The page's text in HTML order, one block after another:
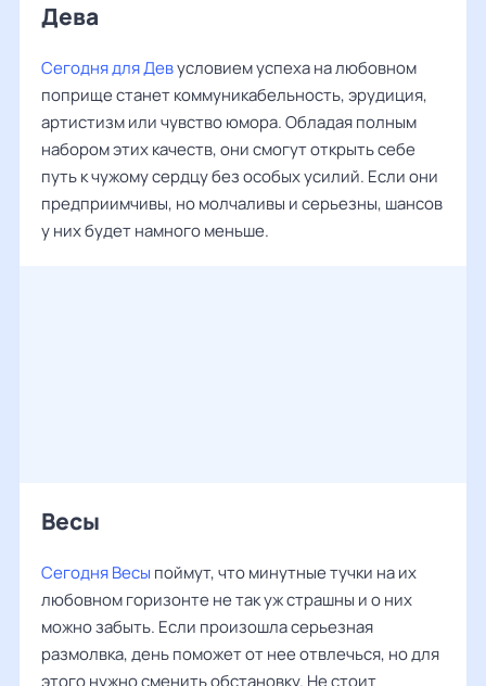
Дева ‌‌
Сегодня для Девусловием успеха на любовном
поприще станет коммуникабельность, эрудиция,
артистизм или чувство юмора. Обладая полным
набором этих качеств, они смогут открыть себе
путь к чужому сердцу без особых усилий. Если они
предприимчивы, но молчаливы и серьезны, шансов
у них будет намного меньше.
Весы ‌‌
Сегодня Весы поймут, что минутные тучки на их
любовном горизонте не так уж страшны и о них
можно забыть. Если произошла серьезная
размолвка, день поможет от нее отвлечься, но для
этого нужно сменить обстановку. Не стоит